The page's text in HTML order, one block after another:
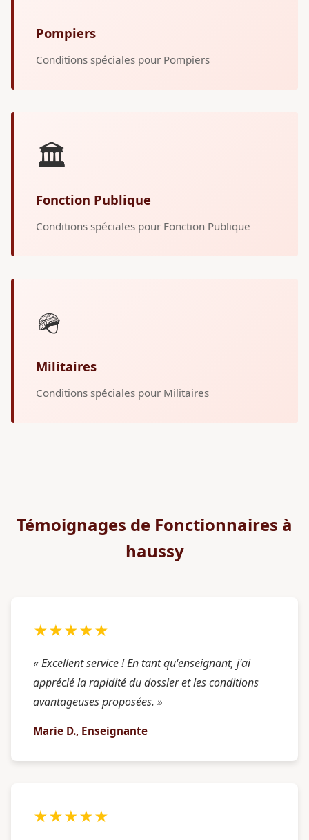
Pompiers
Conditions spéciales pour Pompiers
🏛️
Fonction Publique
Conditions spéciales pour Fonction Publique
🪖
Militaires
Conditions spéciales pour Militaires
Témoignages de Fonctionnaires à
haussy
★★★★★
« Excellent service ! En tant qu'enseignant, j'ai
apprécié la rapidité du dossier et les conditions
avantageuses proposées. »
Marie D., Enseignante
★★★★★